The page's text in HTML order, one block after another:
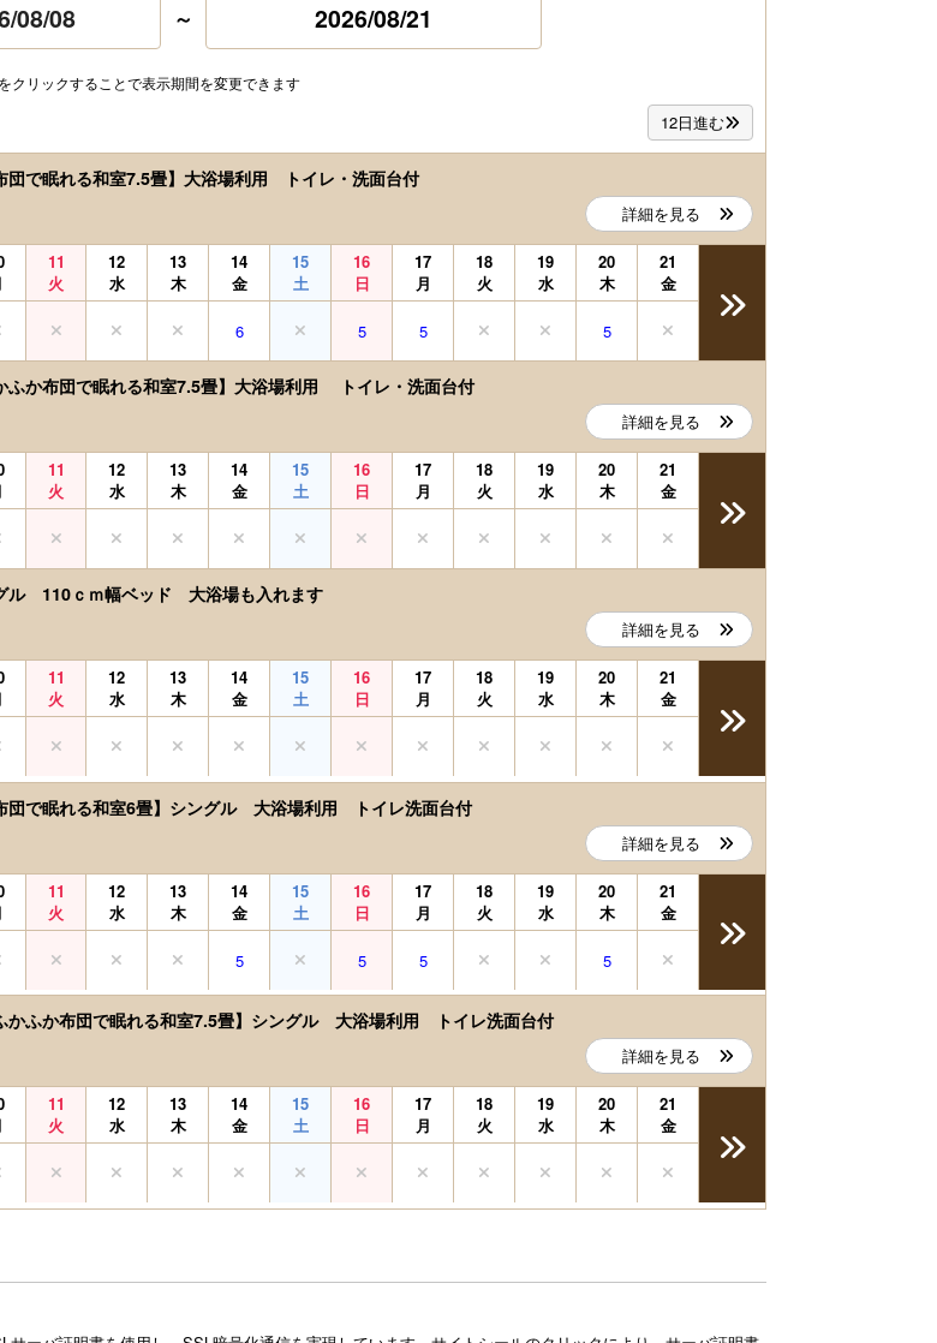
～ 2026/08/21
クリックすることで表示期間を変更できます
12日進む
団で眠れる和室7.5畳】大浴場利用 トイレ・洗面台付
詳細を見る
11
火
12
水
13
木
14
金
15
土
16
日
17
月
18
火
19
水
20
木
21
金
6 5 5 5
ふか布団で眠れる和室7.5畳】大浴場利用 トイレ・洗面台付
詳細を見る
11
火
12
水
13
木
14
金
15
土
16
日
17
月
18
火
19
水
20
木
21
金
ル 110ｃｍ幅ベッド 大浴場も入れます
詳細を見る
11
火
12
水
13
木
14
金
15
土
16
日
17
月
18
火
19
水
20
木
21
金
団で眠れる和室6畳】シングル 大浴場利用 トイレ洗面台付
詳細を見る
11
火
12
水
13
木
14
金
15
土
16
日
17
月
18
火
19
水
20
木
21
金
5 5 5 5
かふか布団で眠れる和室7.5畳】シングル 大浴場利用 トイレ洗面台付
詳細を見る
11
火
12
水
13
木
14
金
15
土
16
日
17
月
18
火
19
水
20
木
21
金